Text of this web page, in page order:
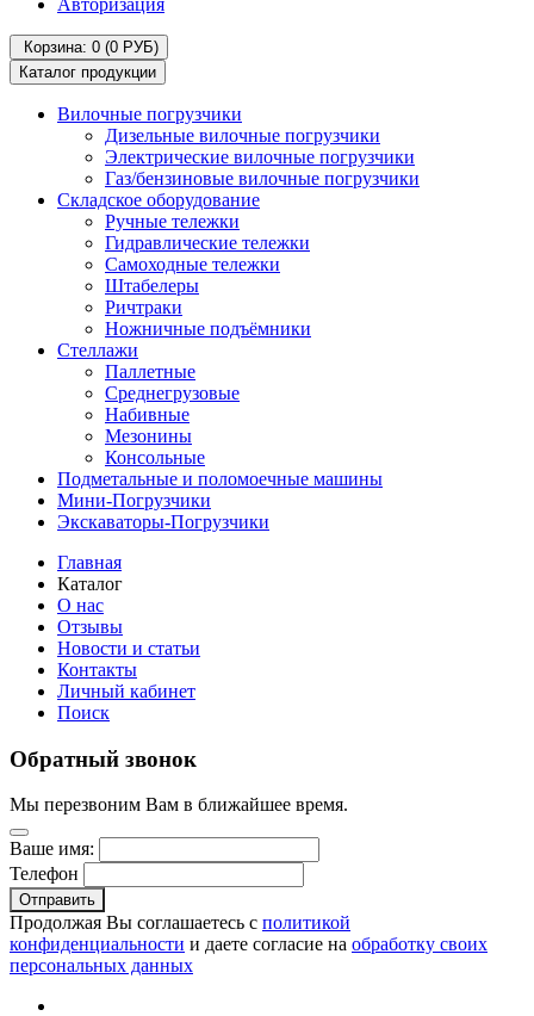
Авторизация
Корзина: 0 (0 РУБ)
Каталог продукции
Вилочные погрузчики
Дизельные вилочные погрузчики
Электрические вилочные погрузчики
Газ/бензиновые вилочные погрузчики
Складское оборудование
Ручные тележки
Гидравлические тележки
Самоходные тележки
Штабелеры
Ричтраки
Ножничные подъёмники
Стеллажи
Паллетные
Среднегрузовые
Набивные
Мезонины
Консольные
Подметальные и поломоечные машины
Мини-Погрузчики
Экскаваторы-Погрузчики
Главная
Каталог
О нас
Отзывы
Новости и статьи
Контакты
Личный кабинет
Поиск
Обратный звонок
Мы перезвоним Вам в ближайшее время.
Ваше имя:
Телефон
Отправить
Продолжая Вы соглашаетесь с политикой
конфиденциальности и даете согласие на обработку своих
персональных данных